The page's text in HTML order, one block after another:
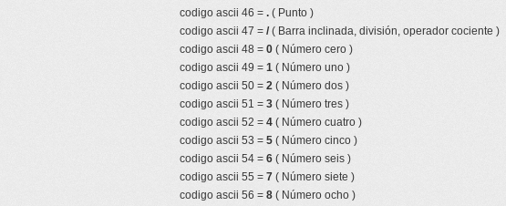
codigo ascii 46 = . ( Punto )
codigo ascii 47 = /( Barra inclinada, división, operador cociente )
codigo ascii 48 = 0 ( Número cero )
codigo ascii 49 = 1 ( Número uno )
codigo ascii 50 = 2 ( Número dos )
codigo ascii 51 = 3 ( Número tres )
codigo ascii 52 = 4 ( Número cuatro )
codigo ascii 53 = 5 ( Número cinco )
codigo ascii 54 = 6 ( Número seis )
codigo ascii 55 = 7 ( Número siete )
codigo ascii 56 = 8 ( Número ocho )